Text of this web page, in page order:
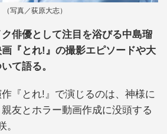
（写真／荻原大志）
俳優として注目を浴びる中島瑠
『とれ!』の撮影エピソードや大
て語る。
『とれ!』で演じるのは、神様に
友とホラー動画作成に没頭する
。